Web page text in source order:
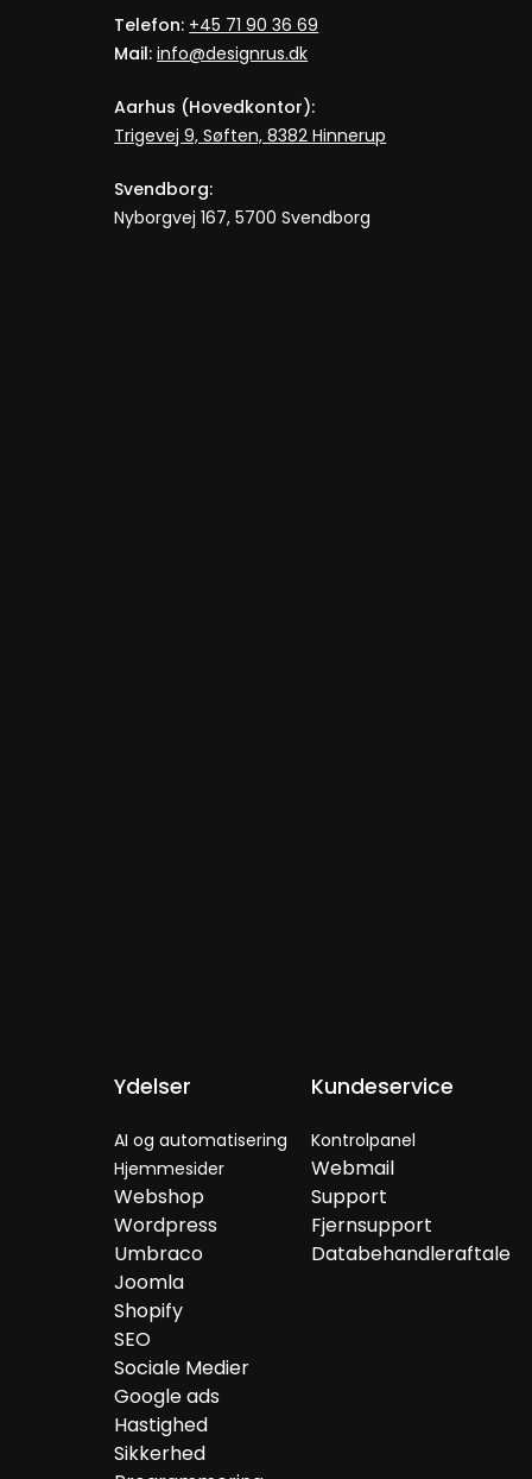
Telefon: +45 71 90 36 69
Mail:info@designrus.dk
Aarhus (Hovedkontor):
Trigevej 9, Søften, 8382 Hinnerup
Svendborg:
Nyborgvej 167, 5700 Svendborg
Ydelser
AI og automatisering
Hjemmesider
Webshop
Wordpress
Umbraco
Joomla
Shopify
SEO
Sociale Medier
Google ads
Hastighed
Sikkerhed
Kundeservice
Kontrolpanel
Webmail
Support
Fjernsupport
Databehandleraftale